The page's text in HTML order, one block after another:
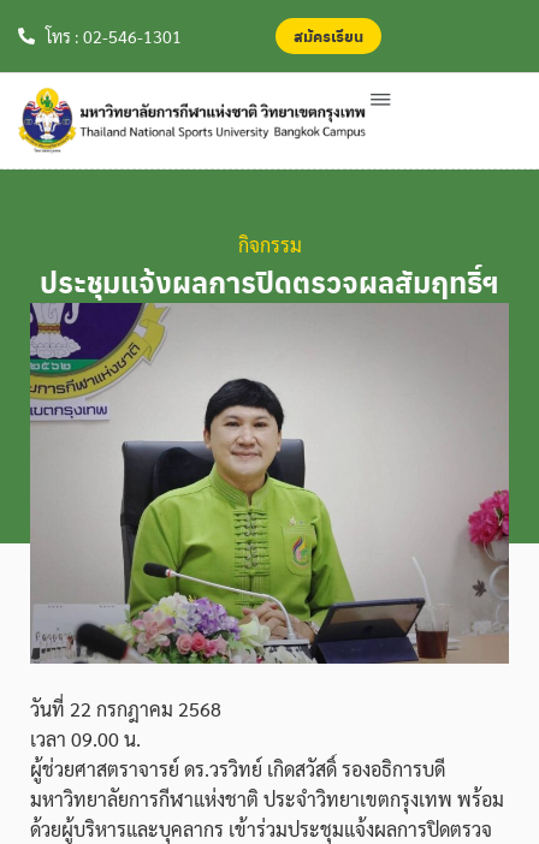
โทร : 02-546-1301 สมัครเรียน
กิจกรรม
ประชุมแจ้งผลการปิดตรวจผลสัมฤทธิ์ฯ
วันที่ 22 กรกฎาคม 2568
เวลา 09.00 น.
ผู้ช่วยศาสตราจารย์ ดร.วรวิทย์ เกิดสวัสดิ์ รองอธิการบดี
มหาวิทยาลัยการกีฬาแห่งชาติ ประจำวิทยาเขตกรุงเทพ พร้อม
ด้วยผู้บริหารและบุคลากร เข้าร่วมประชุมแจ้งผลการปิดตรวจ